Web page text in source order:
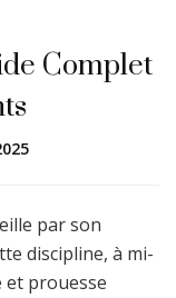
Complet
par son
discipline, à mi-
prouesse